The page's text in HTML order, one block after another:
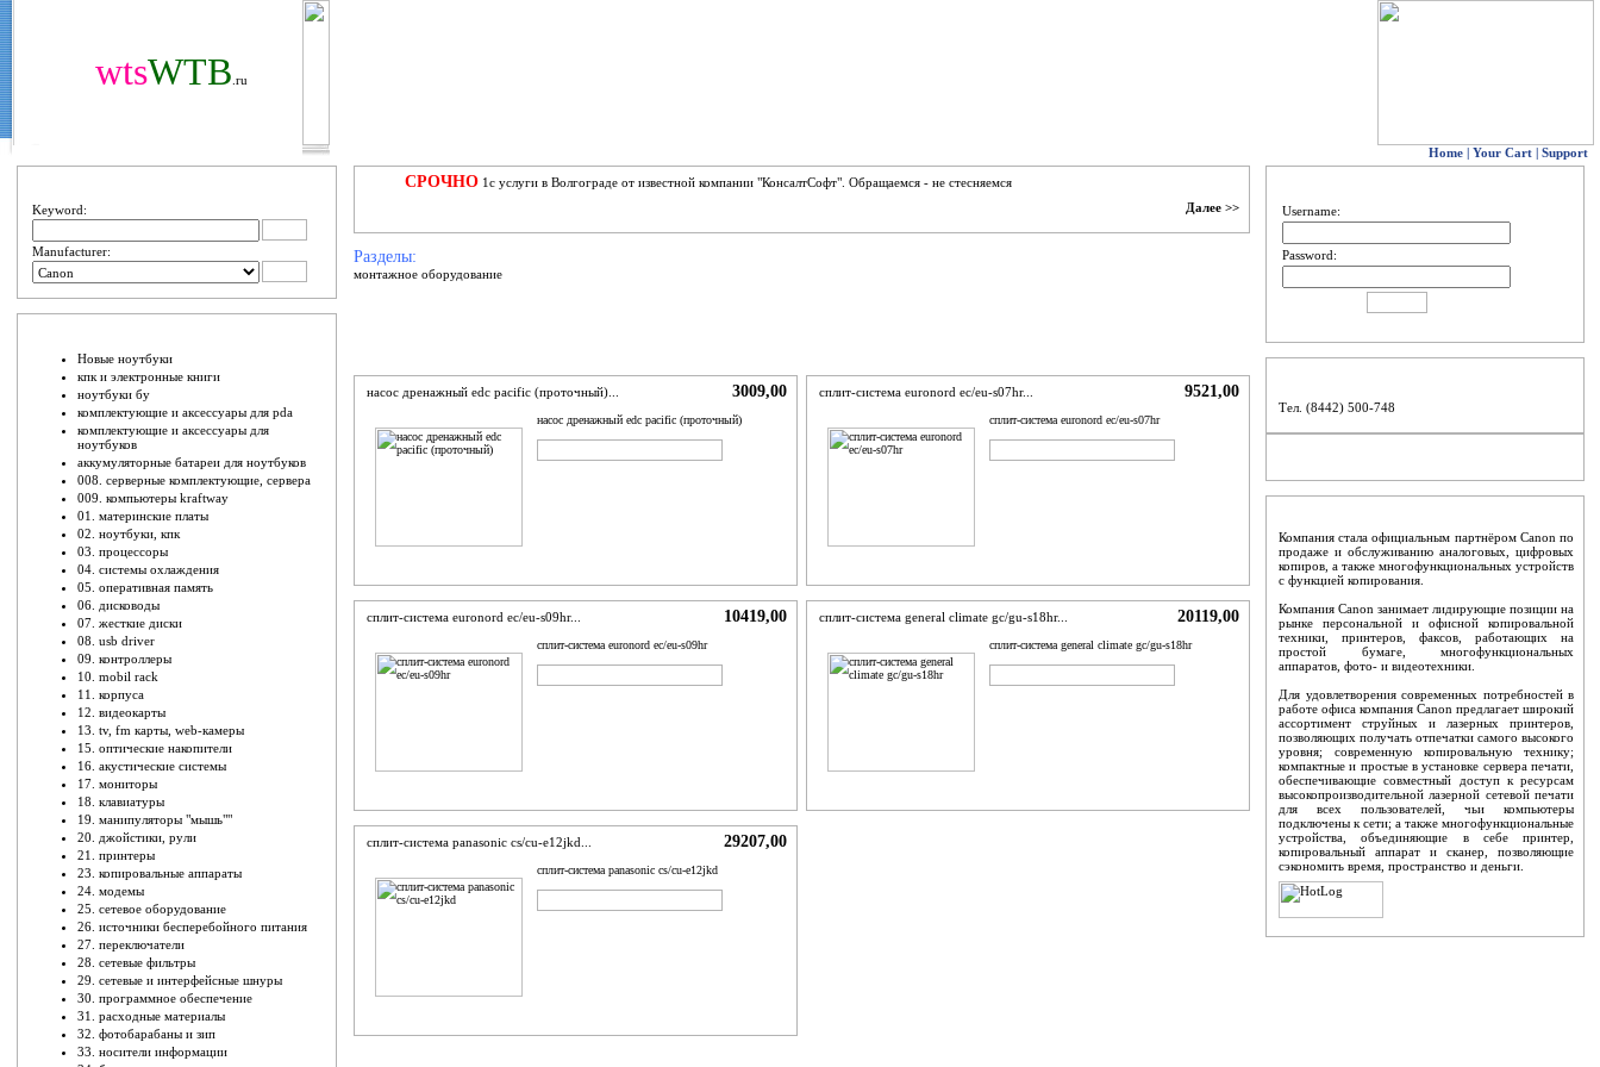
wtsWTB .ru
Home | Your Cart | Support
Keyword:
Manufacturer:
Новые ноутбуки
кпк и электронные книги
ноутбуки бу
комплектующие и аксессуары для pda
комплектующие и аксессуары для
ноутбуков
аккумуляторные батареи для ноутбуков
008. серверные комплектующие, сервера
009. компьютеры kraftway
01. материнские платы
02. ноутбуки, кпк
03. процессоры
04. системы охлаждения
05. оперативная память
06. дисководы
07. жесткие диски
08. usb driver
09. контроллеры
10. mobil rack
11. корпуса
12. видеокарты
13. tv, fm карты, web-камеры
15. оптические накопители
16. акустические системы
17. мониторы
18. клавиатуры
19. манипуляторы "мышь""
20. джойстики, рули
21. принтеры
23. копировальные аппараты
24. модемы
25. сетевое оборудование
26. источники бесперебойного питания
27. переключатели
28. сетевые фильтры
29. сетевые и интерфейсные шнуры
30. программное обеспечение
31. расходные материалы
32. фотобарабаны и зип
33. носители информации
СРОЧНО 1с услуги в Волгограде от известной компании "КонсалтСофт". Обращаемся - не стесняемся
Далее >>
Разделы:
монтажное оборудование
насос дренажный edc pacific (проточный)... 3009,00
насос дренажный edc pacific (проточный)
сплит-система euronord ec/eu-s07hr... 9521,00
сплит-система euronord ec/eu-s07hr
сплит-система euronord ec/eu-s09hr... 10419,00
сплит-система euronord ec/eu-s09hr
сплит-система general climate gc/gu-s18hr... 20119,00
сплит-система general climate gc/gu-s18hr
сплит-система panasonic cs/сu-e12jkd... 29207,00
сплит-система panasonic cs/сu-e12jkd
Username:
Password:
Тел. (8442) 500-748
Компания стала официальным партнёром Canon по
продаже и обслуживанию аналоговых, цифровых
копиров, а также многофункциональных устройств
с функцией копирования.
Компания Canon занимает лидирующие позиции на
рынке персональной и офисной копировальной
техники, принтеров, факсов, работающих на
простой бумаге, многофункциональных
аппаратов, фото- и видеотехники.
Для удовлетворения современных потребностей в
работе офиса компания Canon предлагает широкий
ассортимент струйных и лазерных принтеров,
позволяющих получать отпечатки самого высокого
уровня; современную копировальную технику;
компактные и простые в установке сервера печати,
обеспечивающие совместный доступ к ресурсам
высокопроизводительной лазерной сетевой печати
для всех пользователей, чьи компьютеры
подключены к сети; а также многофункциональные
устройства, объединяющие в себе принтер,
копировальный аппарат и сканер, позволяющие
сэкономить время, пространство и деньги.